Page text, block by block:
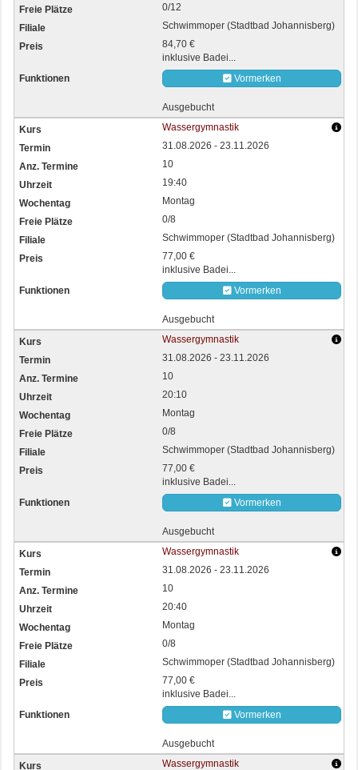
0/12
Schwimmoper (Stadtbad Johannisberg)
84,70 €
inklusive Badei...
Vormerken
Ausgebucht
Wassergymnastik
31.08.2026 - 23.11.2026
10
19:40
Montag
0/8
Schwimmoper (Stadtbad Johannisberg)
77,00 €
inklusive Badei...
Vormerken
Ausgebucht
Wassergymnastik
31.08.2026 - 23.11.2026
10
20:10
Montag
0/8
Schwimmoper (Stadtbad Johannisberg)
77,00 €
inklusive Badei...
Vormerken
Ausgebucht
Wassergymnastik
31.08.2026 - 23.11.2026
10
20:40
Montag
0/8
Schwimmoper (Stadtbad Johannisberg)
77,00 €
inklusive Badei...
Vormerken
Ausgebucht
Wassergymnastik